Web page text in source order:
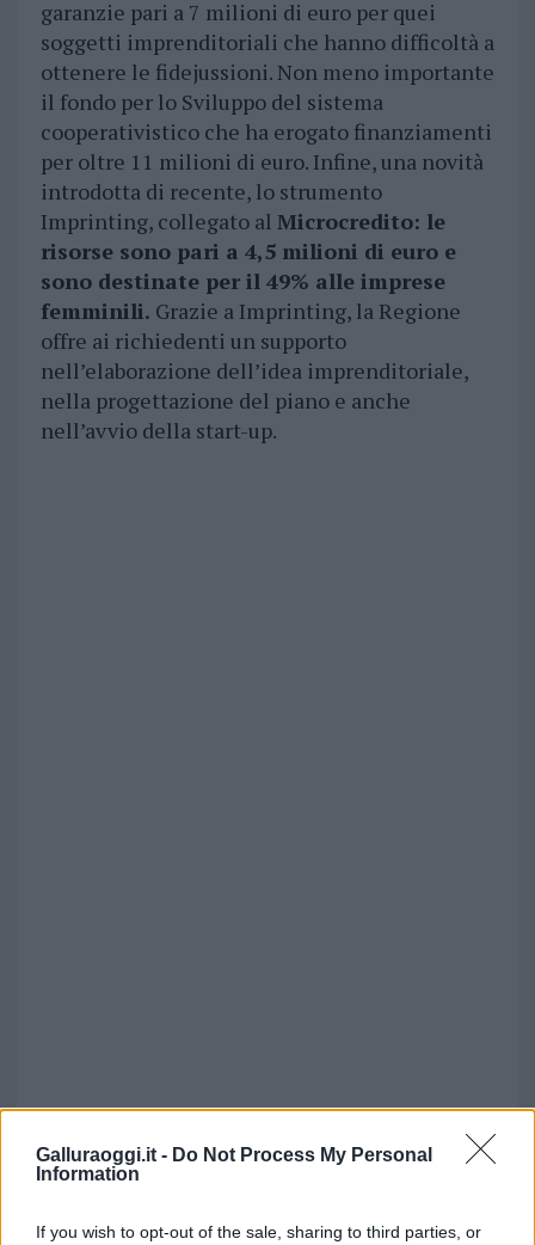
Galluraoggi.it - Do Not Process My Personal
Information
If you wish to opt-out of the sale, sharing to third parties, or
garanzie pari a 7 milioni di euro per quei
soggetti imprenditoriali che hanno difficoltà a
ottenere le fidejussioni. Non meno importante
il fondo per lo Sviluppo del sistema
cooperativistico che ha erogato finanziamenti
per oltre 11 milioni di euro. Infine, una novità
introdotta di recente, lo strumento
Imprinting, collegato al Microcredito: le
risorse sono pari a 4,5 milioni di euro e
sono destinate per il 49% alle imprese
femminili. Grazie a Imprinting, la Regione
offre ai richiedenti un supporto
nell’elaborazione dell’idea imprenditoriale,
nella progettazione del piano e anche
nell’avvio della start-up.